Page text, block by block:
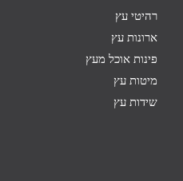
רהיטי עץ
ארונות עץ
פינות אוכל מעץ
מיטות עץ
שידות עץ